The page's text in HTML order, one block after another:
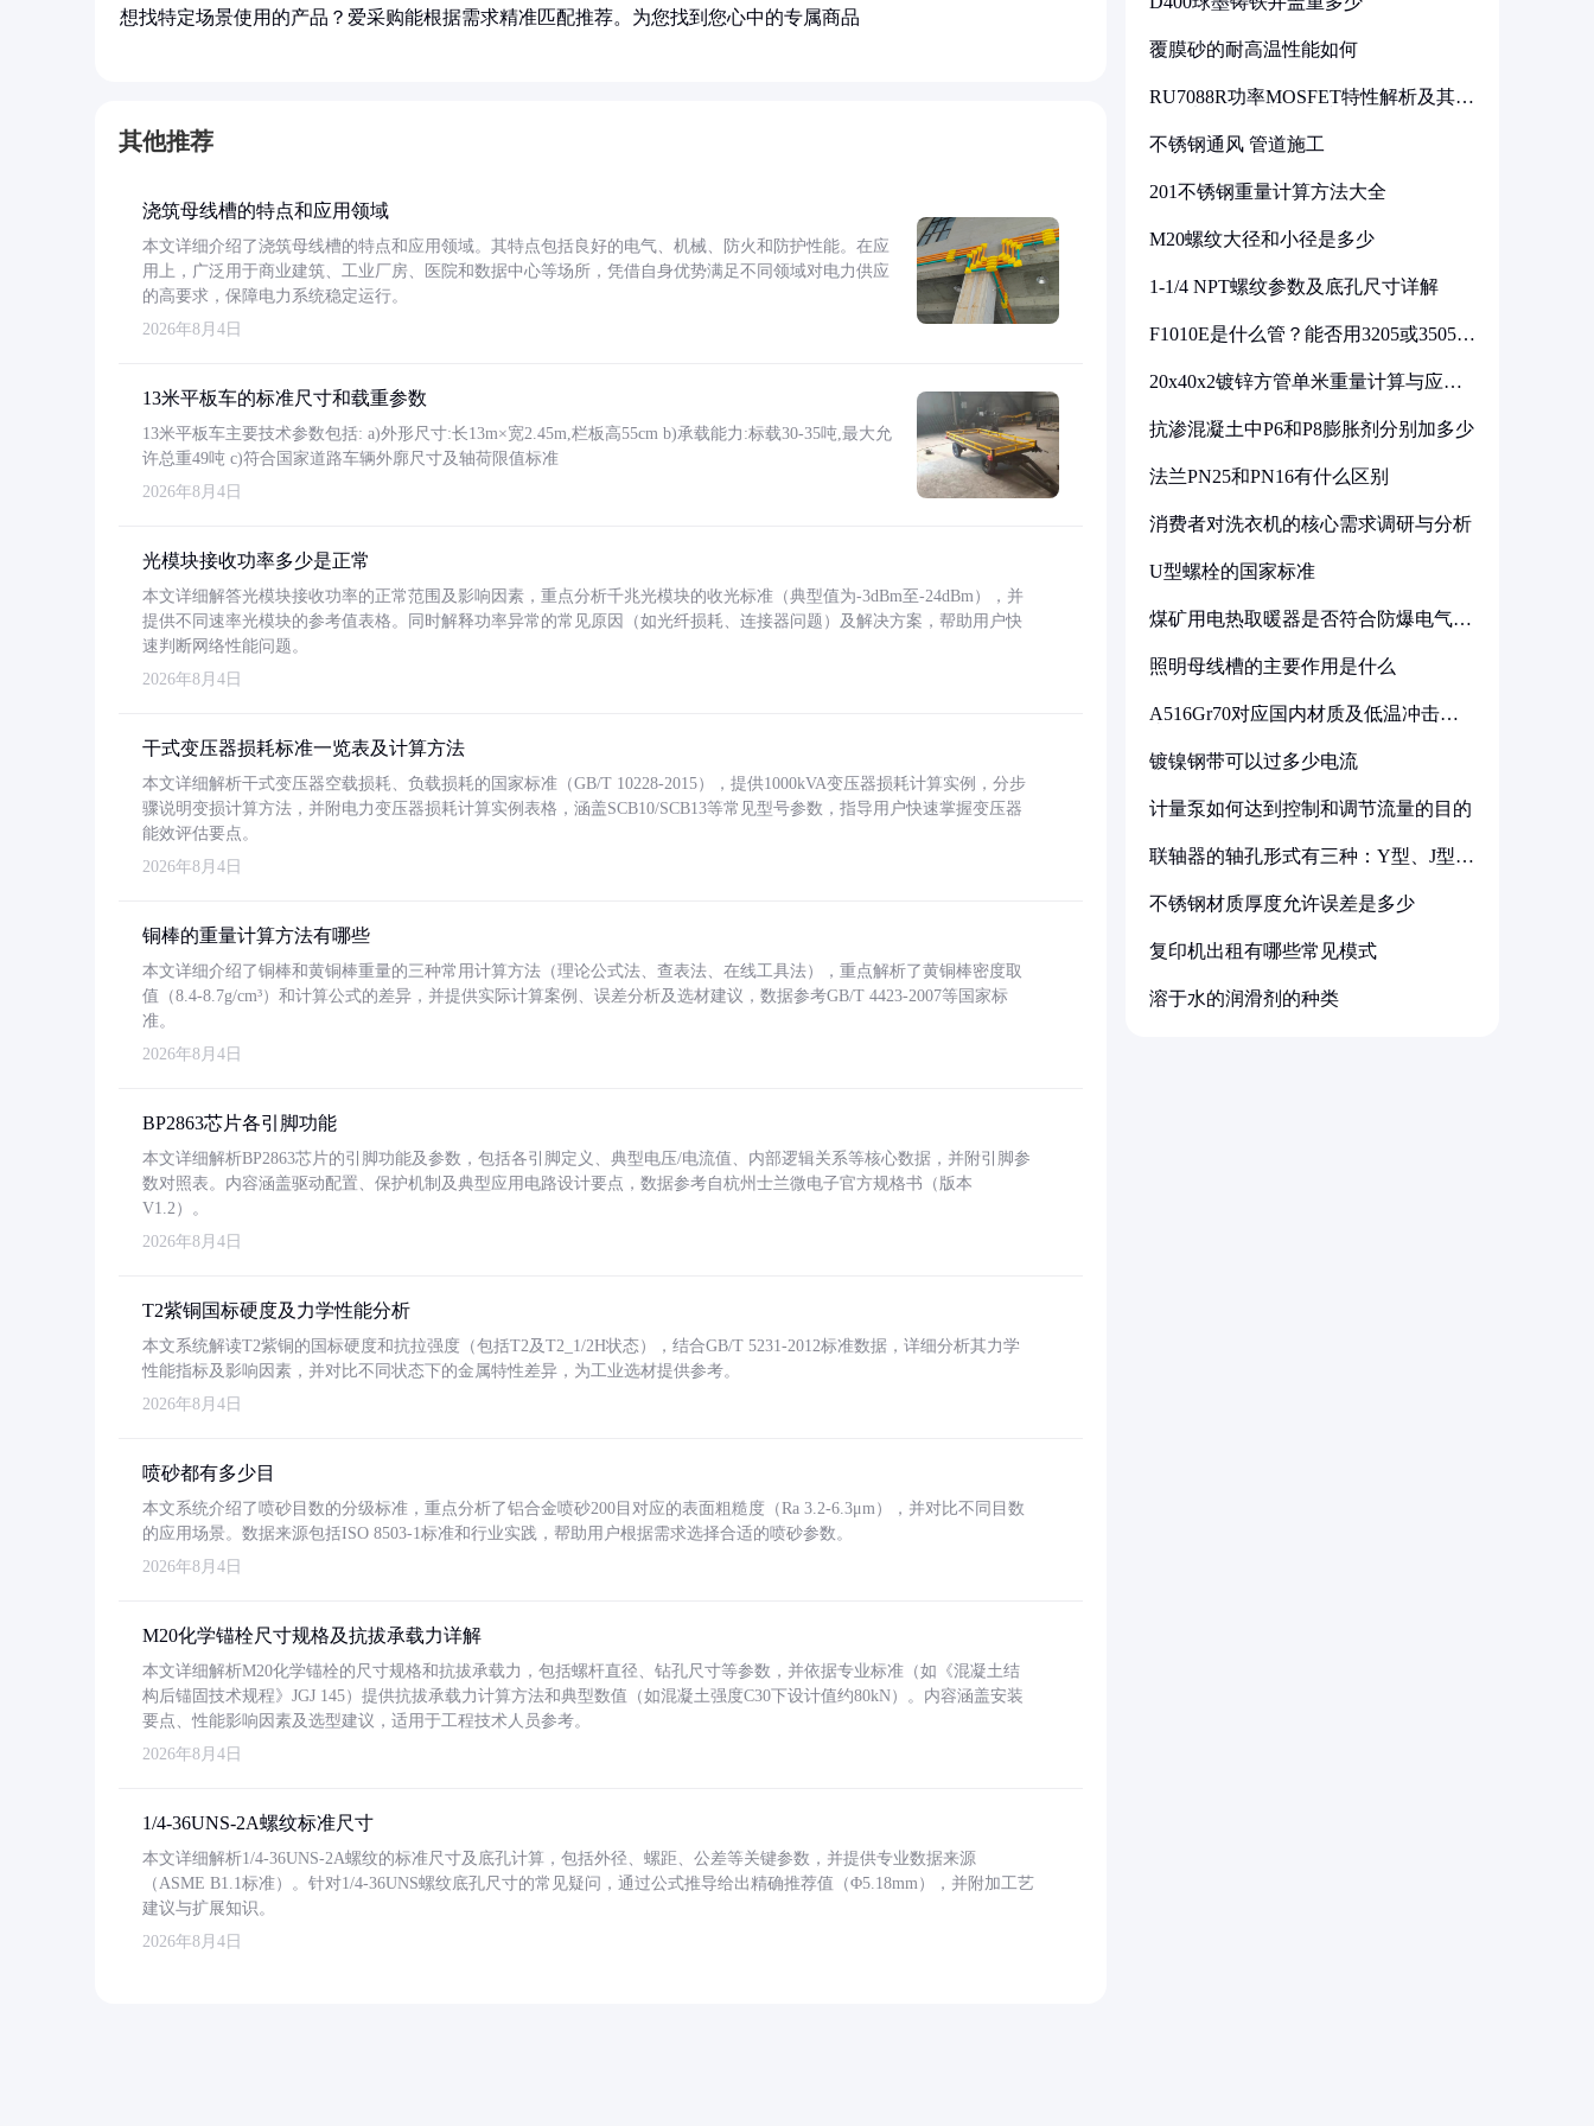
想找特定场景使用的产品？爱采购能根据需求精准匹配推荐。为您找到您心中的专属商品
其他推荐
浇筑母线槽的特点和应用领域
本文详细介绍了浇筑母线槽的特点和应用领域。其特点包括良好的电气、机械、防火和防护性能。在应
用上，广泛用于商业建筑、工业厂房、医院和数据中心等场所，凭借自身优势满足不同领域对电力供应
的高要求，保障电力系统稳定运行。
2026年8月4日
13米平板车的标准尺寸和载重参数
13米平板车主要技术参数包括: a)外形尺寸:长13m×宽2.45m,栏板高55cm b)承载能力:标载30-35吨,最大允
许总重49吨 c)符合国家道路车辆外廓尺寸及轴荷限值标准
2026年8月4日
光模块接收功率多少是正常
本文详细解答光模块接收功率的正常范围及影响因素，重点分析千兆光模块的收光标准（典型值为-3dBm至-24dBm），并
提供不同速率光模块的参考值表格。同时解释功率异常的常见原因（如光纤损耗、连接器问题）及解决方案，帮助用户快
速判断网络性能问题。
2026年8月4日
干式变压器损耗标准一览表及计算方法
本文详细解析干式变压器空载损耗、负载损耗的国家标准（GB/T 10228-2015），提供1000kVA变压器损耗计算实例，分步
骤说明变损计算方法，并附电力变压器损耗计算实例表格，涵盖SCB10/SCB13等常见型号参数，指导用户快速掌握变压器
能效评估要点。
2026年8月4日
铜棒的重量计算方法有哪些
本文详细介绍了铜棒和黄铜棒重量的三种常用计算方法（理论公式法、查表法、在线工具法），重点解析了黄铜棒密度取
值（8.4-8.7g/cm³）和计算公式的差异，并提供实际计算案例、误差分析及选材建议，数据参考GB/T 4423-2007等国家标
准。
2026年8月4日
BP2863芯片各引脚功能
本文详细解析BP2863芯片的引脚功能及参数，包括各引脚定义、典型电压/电流值、内部逻辑关系等核心数据，并附引脚参
数对照表。内容涵盖驱动配置、保护机制及典型应用电路设计要点，数据参考自杭州士兰微电子官方规格书（版本
V1.2）。
2026年8月4日
T2紫铜国标硬度及力学性能分析
本文系统解读T2紫铜的国标硬度和抗拉强度（包括T2及T2_1/2H状态），结合GB/T 5231-2012标准数据，详细分析其力学
性能指标及影响因素，并对比不同状态下的金属特性差异，为工业选材提供参考。
2026年8月4日
喷砂都有多少目
本文系统介绍了喷砂目数的分级标准，重点分析了铝合金喷砂200目对应的表面粗糙度（Ra 3.2-6.3μm），并对比不同目数
的应用场景。数据来源包括ISO 8503-1标准和行业实践，帮助用户根据需求选择合适的喷砂参数。
2026年8月4日
M20化学锚栓尺寸规格及抗拔承载力详解
本文详细解析M20化学锚栓的尺寸规格和抗拔承载力，包括螺杆直径、钻孔尺寸等参数，并依据专业标准（如《混凝土结
构后锚固技术规程》JGJ 145）提供抗拔承载力计算方法和典型数值（如混凝土强度C30下设计值约80kN）。内容涵盖安装
要点、性能影响因素及选型建议，适用于工程技术人员参考。
2026年8月4日
1/4-36UNS-2A螺纹标准尺寸
本文详细解析1/4-36UNS-2A螺纹的标准尺寸及底孔计算，包括外径、螺距、公差等关键参数，并提供专业数据来源
（ASME B1.1标准）。针对1/4-36UNS螺纹底孔尺寸的常见疑问，通过公式推导给出精确推荐值（Φ5.18mm），并附加工艺
建议与扩展知识。
2026年8月4日
覆膜砂的耐高温性能如何
RU7088R功率MOSFET特性解析及其在
不锈钢通风 管道施工
201不锈钢重量计算方法大全
M20螺纹大径和小径是多少
1-1/4 NPT螺纹参数及底孔尺寸详解
F1010E是什么管？能否用3205或3505代
20x40x2镀锌方管单米重量计算与应用
抗渗混凝土中P6和P8膨胀剂分别加多少
法兰PN25和PN16有什么区别
消费者对洗衣机的核心需求调研与分析
U型螺栓的国家标准
煤矿用电热取暖器是否符合防爆电气设
照明母线槽的主要作用是什么
A516Gr70对应国内材质及低温冲击要
镀镍钢带可以过多少电流
计量泵如何达到控制和调节流量的目的
联轴器的轴孔形式有三种：Y型、J型、
不锈钢材质厚度允许误差是多少
复印机出租有哪些常见模式
溶于水的润滑剂的种类